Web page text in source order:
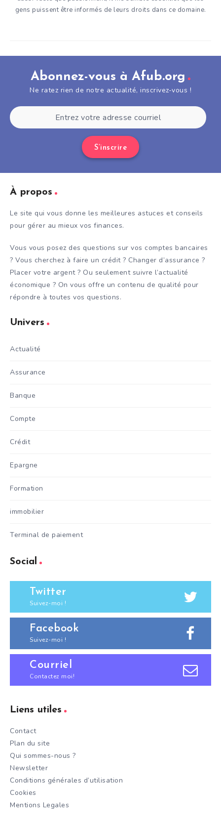
gens puissent être informés de leurs droits dans ce domaine.
Abonnez-vous à Afub.org
Ne ratez rien de notre actualité, inscrivez-vous !
S’inscrire
À propos
Le site qui vous donne les meilleures astuces et conseils
pour gérer au mieux vos finances.
Vous vous posez des questions sur vos comptes bancaires
? Vous cherchez à faire un crédit ? Changer d’assurance ?
Placer votre argent ? Ou seulement suivre l’actualité
économique ? On vous offre un contenu de qualité pour
répondre à toutes vos questions.
Univers
Actualité
Assurance
Banque
Compte
Crédit
Epargne
Formation
immobilier
Terminal de paiement
Social
Twitter
Suivez-moi !
Facebook
Suivez-moi !
Courriel
Contactez moi!
Liens utiles
Contact
Plan du site
Qui sommes-nous ?
Newsletter
Conditions générales d’utilisation
Cookies
Mentions Legales